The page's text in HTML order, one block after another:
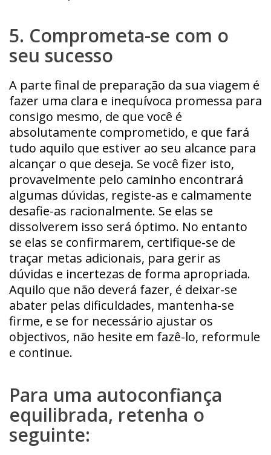
5. Comprometa-se com o
seu sucesso
A parte final de preparação da sua viagem é
fazer uma clara e inequívoca promessa para
consigo mesmo, de que você é
absolutamente comprometido, e que fará
tudo aquilo que estiver ao seu alcance para
alcançar o que deseja. Se você fizer isto,
provavelmente pelo caminho encontrará
algumas dúvidas, registe-as e calmamente
desafie-as racionalmente. Se elas se
dissolverem isso será óptimo. No entanto
se elas se confirmarem, certifique-se de
traçar metas adicionais, para gerir as
dúvidas e incertezas de forma apropriada.
Aquilo que não deverá fazer, é deixar-se
abater pelas dificuldades, mantenha-se
firme, e se for necessário ajustar os
objectivos, não hesite em fazê-lo, reformule
e continue.
Para uma autoconfiança
equilibrada, retenha o
seguinte: